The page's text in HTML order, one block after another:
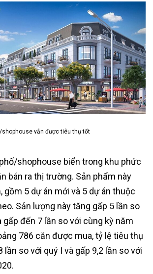
shophouse vẫn được tiêu thụ tốt
shophouse biển trong khu phức
bán ra thị trường. Sản phẩm này
gồm 5 dự án mới và 5 dự án thuộc
Sản lượng này tăng gấp 5 lần so
gấp đến 7 lần so với cùng kỳ năm
786 căn được mua, tỷ lệ tiêu thụ
lần so với quý I và gấp 9,2 lần so với